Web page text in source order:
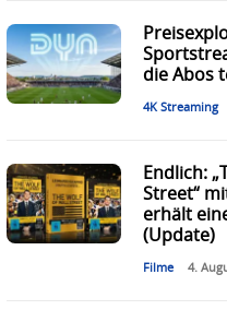
die Abos
4K Streaming
Endlich:
Street“
erhält
(Update)
Filme 4.